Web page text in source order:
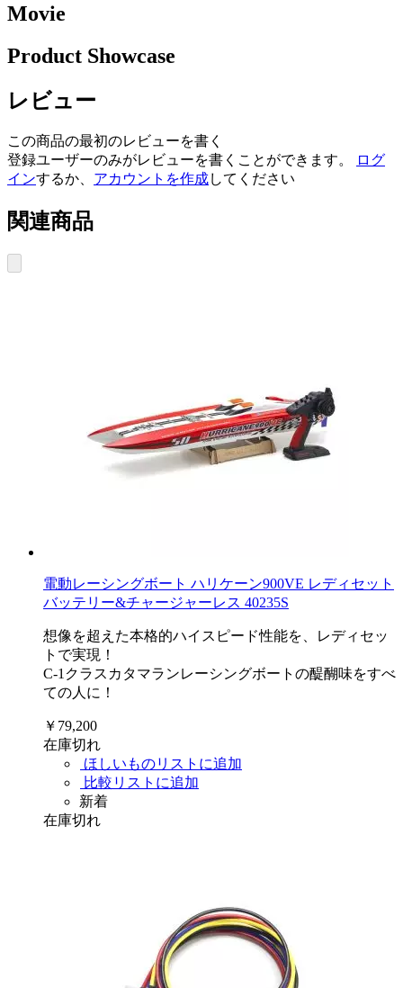
Movie
Product Showcase
レビュー
この商品の最初のレビューを書く
登録ユーザーのみがレビューを書くことができます。
ログ
インするか、 アカウントを作成してください
関連商品
電動レーシングボート ハリケーン900VE レディセット
バッテリー&チャージャーレス 40235S
想像を超えた本格的ハイスピード性能を、レディセッ
トで実現！
C-1クラスカタマランレーシングボートの醍醐味をすべ
ての人に！
￥79,200
在庫切れ
ほしいものリストに追加
比較リストに追加
新着
在庫切れ